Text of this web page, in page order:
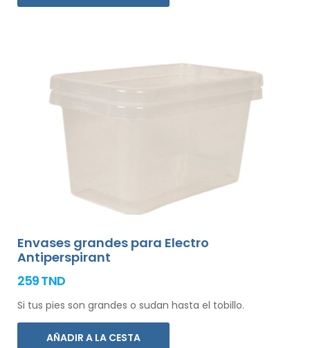
Envases grandes para Electro
Antiperspirant
259 TND
Si tus pies son grandes o sudan hasta el tobillo.
AÑADIR A LA CESTA